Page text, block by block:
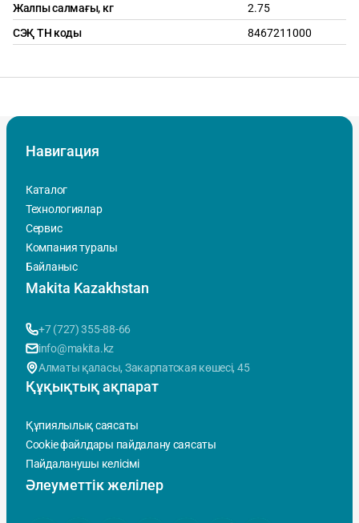
Жалпы салмағы, кг
2.75
СЭҚ ТН коды
8467211000
Навигация
Каталог
Технологиялар
Сервис
Компания туралы
Байланыс
Makita Kazakhstan
+7 (727) 355-88-66
info@makita.kz
Алматы қаласы, Закарпатская көшесi, 45
Құқықтық ақпарат
Құпиялылық саясаты
Cookie файлдары пайдалану саясаты
Пайдаланушы келісімі
Әлеуметтік желілер